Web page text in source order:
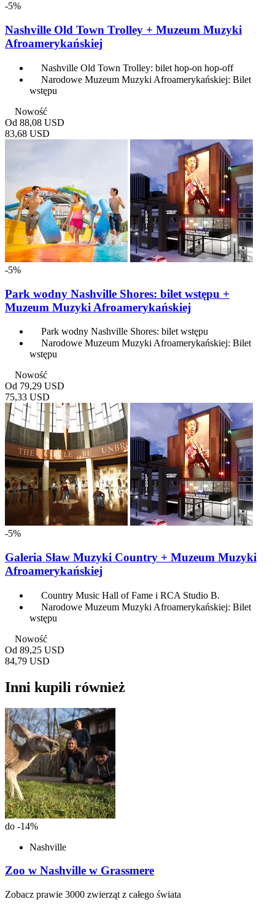
-5%
Nashville Old Town Trolley + Muzeum Muzyki
Afroamerykańskiej
Nashville Old Town Trolley: bilet hop-on hop-off
Narodowe Muzeum Muzyki Afroamerykańskiej: Bilet
wstępu
Nowość
Od 88,08 USD
83,68 USD
-5%
Park wodny Nashville Shores: bilet wstępu +
Muzeum Muzyki Afroamerykańskiej
Park wodny Nashville Shores: bilet wstępu
Narodowe Muzeum Muzyki Afroamerykańskiej: Bilet
wstępu
Nowość
Od 79,29 USD
75,33 USD
-5%
Galeria Sław Muzyki Country + Muzeum Muzyki
Afroamerykańskiej
Country Music Hall of Fame i RCA Studio B.
Narodowe Muzeum Muzyki Afroamerykańskiej: Bilet
wstępu
Nowość
Od 89,25 USD
84,79 USD
Inni kupili również
do -14%
Nashville
Zoo w Nashville w Grassmere
Zobacz prawie 3000 zwierząt z całego świata